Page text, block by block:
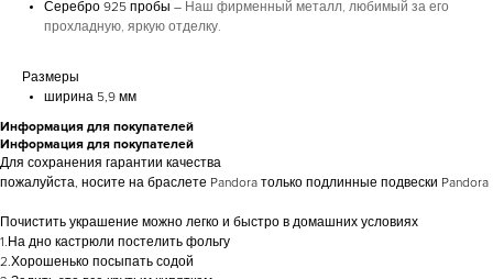
Серебро 925 пробы – Наш фирменный металл, любимый за его
прохладную, яркую отделку.
Размеры
ширина 5,9 мм
Информация для покупателей
Информация для покупателей
Для сохранения гарантии качества
пожалуйста, носите на браслете Pandora только подлинные подвески Pandora
Почистить украшение можно легко и быстро в домашних условиях
1.На дно кастрюли постелить фольгу
2.Хорошенько посыпать содой